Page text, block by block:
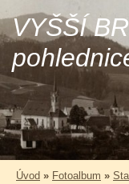
VYŠŠÍ
Úvod » Fotoalbum »